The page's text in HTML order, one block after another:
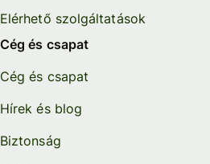
Elérhető szolgáltatások
Cég és csapat
Cég és csapat
Hírek és blog
Biztonság